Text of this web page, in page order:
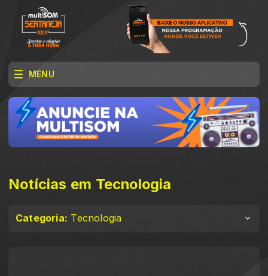
MENU
Notícias em Tecnologia
Categoria: Tecnologia